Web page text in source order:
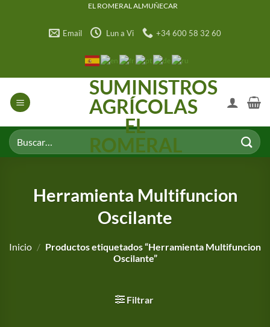
EL ROMERAL ALMUÑECAR
Email Lun a Vi +34 600 58 32 60
SUMINISTROS
AGRÍCOLAS
EL
ROMERAL
Buscar
por:
Herramienta Multifuncion
Oscilante
Inicio / Productos etiquetados “Herramienta Multifuncion
Oscilante”
Filtrar